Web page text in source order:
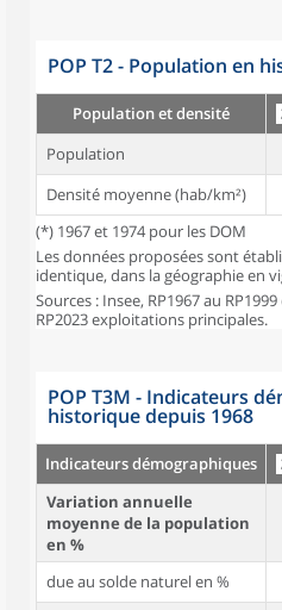
POP T2 - Population en
Population et densité
Population
Densité moyenne (hab/km²)
(*) 1967 et 1974 pour les DOM
Les données proposées sont
identique, dans la géographie en
Sources : Insee, RP1967 au
RP2023 exploitations principales.
POP T3M - Indicateurs
historique depuis 1968
Indicateurs démographiques
Variation annuelle
moyenne de la population
en %
due au solde naturel en %